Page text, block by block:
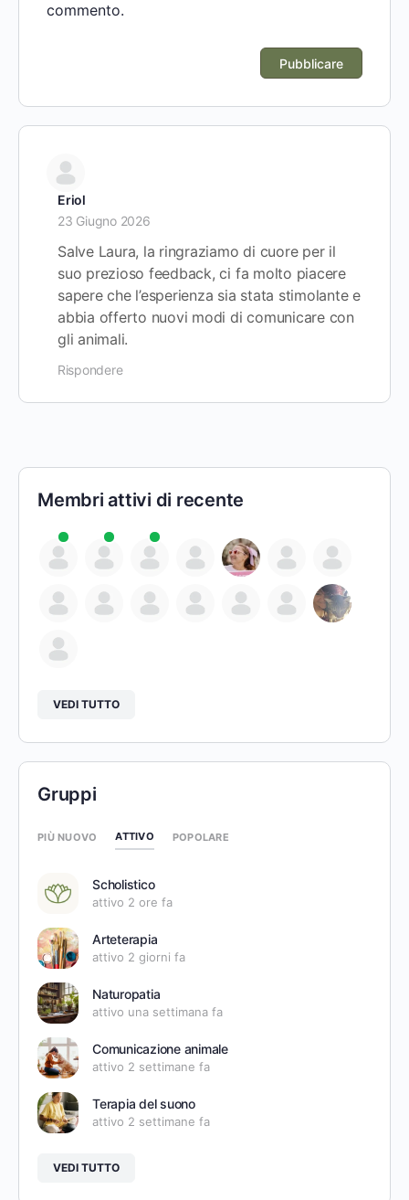
commento.
Eriol
23 Giugno 2026
Salve Laura, la ringraziamo di cuore per il
suo prezioso feedback, ci fa molto piacere
sapere che l’esperienza sia stata stimolante e
abbia offerto nuovi modi di comunicare con
gli animali.
Rispondere
Membri attivi di recente
VEDI TUTTO
Gruppi
PIÙ NUOVO ATTIVO POPOLARE
Scholistico
attivo 2 ore fa
Arteterapia
attivo 2 giorni fa
Naturopatia
attivo una settimana fa
Comunicazione animale
attivo 2 settimane fa
Terapia del suono
attivo 2 settimane fa
VEDI TUTTO